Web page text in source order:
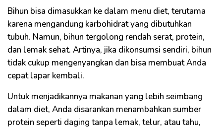
Bihun bisa dimasukkan ke dalam menu diet, terutama
karena mengandung karbohidrat yang dibutuhkan
tubuh. Namun, bihun tergolong rendah serat, protein,
dan lemak sehat. Artinya, jika dikonsumsi sendiri, bihun
tidak cukup mengenyangkan dan bisa membuat Anda
cepat lapar kembali.
Untuk menjadikannya makanan yang lebih seimbang
dalam diet, Anda disarankan menambahkan sumber
protein seperti daging tanpa lemak, telur, atau tahu,